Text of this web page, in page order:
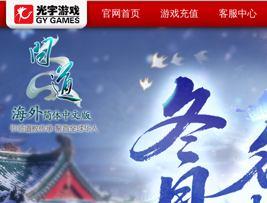
官网首页 游戏充值 客服中心